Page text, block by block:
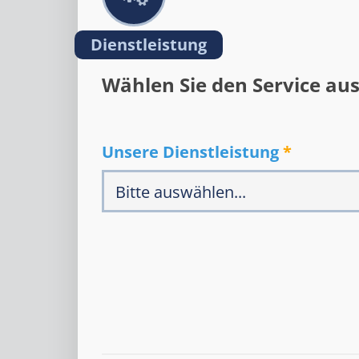
Dienstleistung
Wählen Sie den Service aus
Unsere Dienstleistung*